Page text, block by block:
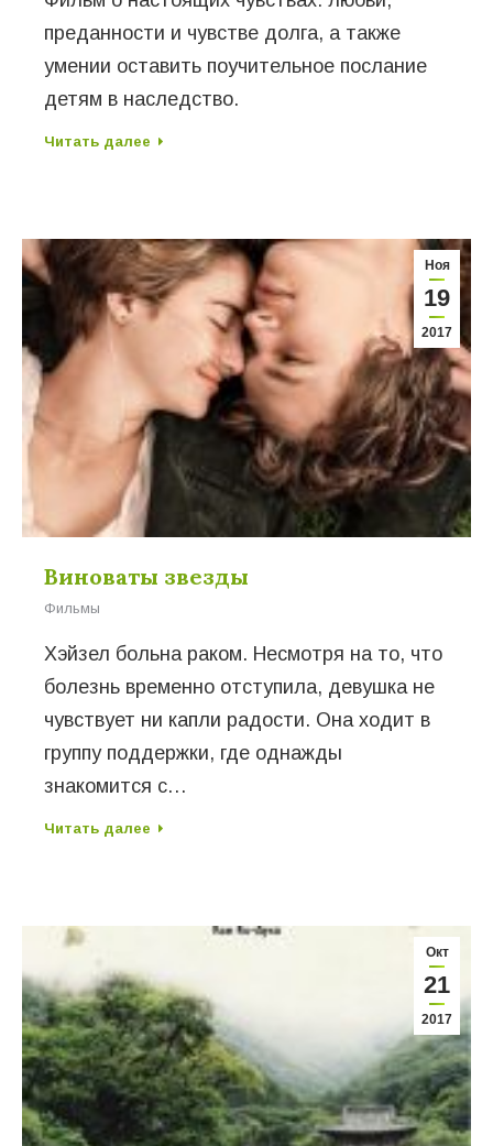
преданности и чувстве долга, а также
умении оставить поучительное послание
детям в наследство.
Читать далее
Ноя
19
2017
Виноваты звезды
Фильмы
Хэйзел больна раком. Несмотря на то, что
болезнь временно отступила, девушка не
чувствует ни капли радости. Она ходит в
группу поддержки, где однажды
знакомится с…
Читать далее
Окт
21
2017